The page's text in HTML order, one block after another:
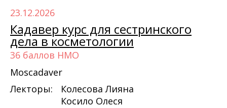
23.12.2026
Кадавер курс для сестринского
дела в косметологии
36 баллов НМО
Moscadaver
Лекторы:
Колесова Лияна
Косило Олеся